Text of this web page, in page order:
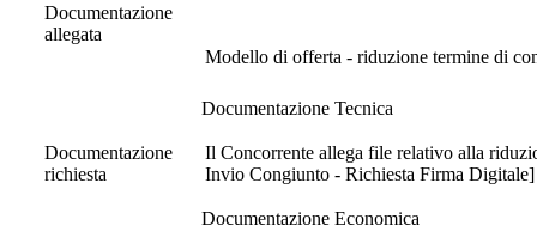
Documentazione
allegata
Modello di offerta - riduzione termine di
Documentazione Tecnica
Documentazione
richiesta
Il Concorrente allega file relativo alla
Invio Congiunto - Richiesta Firma Digitale]
Documentazione Economica